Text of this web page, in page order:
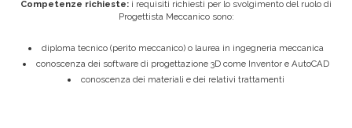
Competenze richieste: i requisiti richiesti per lo svolgimento del ruolo di
Progettista Meccanico sono:
diploma tecnico (perito meccanico) o laurea in ingegneria meccanica
conoscenza dei software di progettazione 3D come Inventor e AutoCAD
conoscenza dei materiali e dei relativi trattamenti